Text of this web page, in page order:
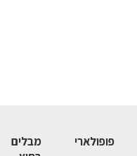
פופולארי
מבלים